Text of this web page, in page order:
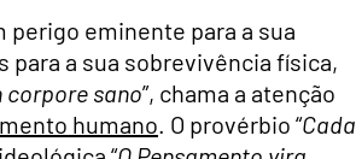
eminente para a sua
a sua sobrevivência física,
corpore sano”, chama a atenção
humano. O provérbio “Cada